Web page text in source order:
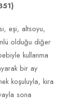
eşi, altsoyu,
olduğu diğer
kullanma
bir ay
koşuluyla, kira
sona